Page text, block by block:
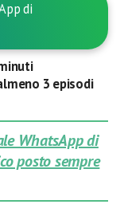
di
3 episodi
WhatsApp di
posto sempre